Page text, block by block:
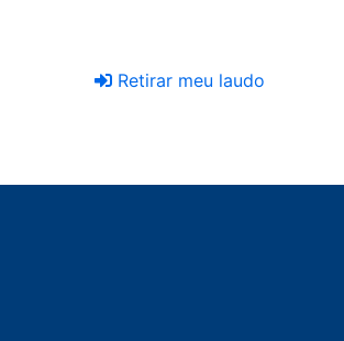
Retirar meu laudo